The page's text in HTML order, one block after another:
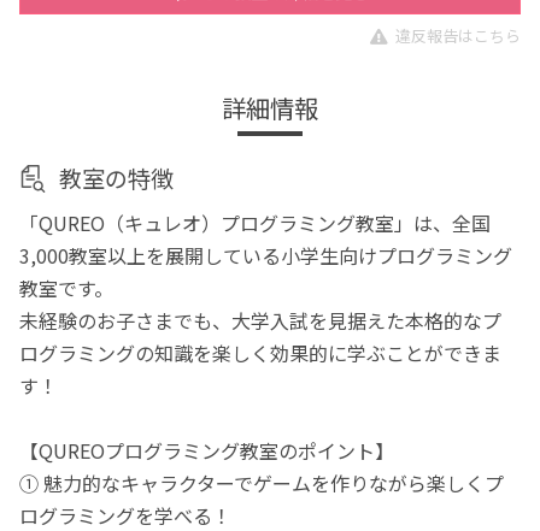
違反報告はこちら
詳細情報
教室の特徴
「QUREO（キュレオ）プログラミング教室」は、全国
3,000教室以上を展開している小学生向けプログラミング
教室です。
未経験のお子さまでも、大学入試を見据えた本格的なプ
ログラミングの知識を楽しく効果的に学ぶことができま
す！
【QUREOプログラミング教室のポイント】
① 魅力的なキャラクターでゲームを作りながら楽しくプ
ログラミングを学べる！